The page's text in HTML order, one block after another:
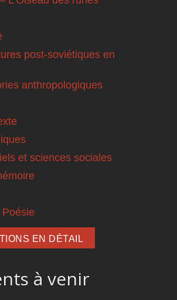
post-soviétiques en
anthropologiques
et sciences sociales
Poésie
EN DÉTAIL
à venir